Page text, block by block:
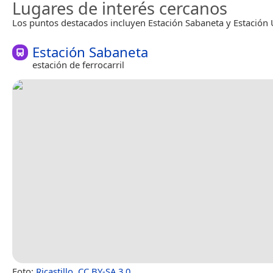
Lugares de interés cercanos
Los puntos destacados incluyen Estación Sabaneta y Estación
Estación Sabaneta
estación de ferrocarril